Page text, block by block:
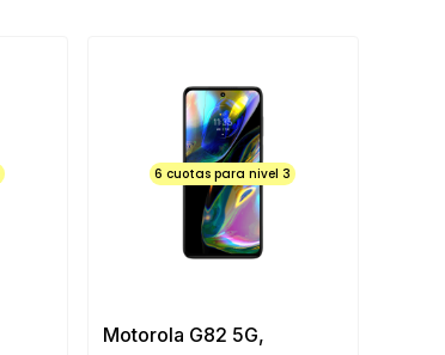
6 cuotas para nivel 3
Motorola G82 5G,